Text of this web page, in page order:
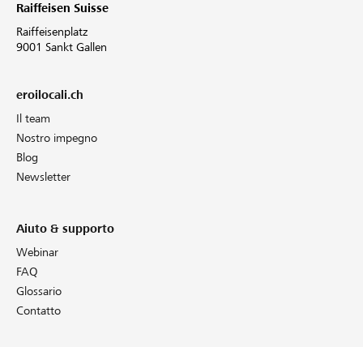
Raiffeisen Suisse
Raiffeisenplatz
9001 Sankt Gallen
eroilocali.ch
Il team
Nostro impegno
Blog
Newsletter
Aiuto & supporto
Webinar
FAQ
Glossario
Contatto